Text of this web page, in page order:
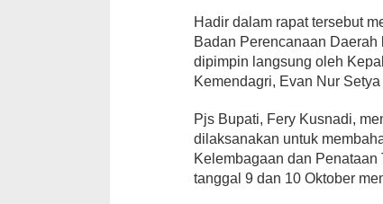
Hadir dalam rapat tersebut
Badan Perencanaan
dipimpin langsung oleh
Kemendagri, Evan Nur
Pjs Bupati, Fery Kusnadi,
dilaksanakan untuk
Kelembagaan dan
tanggal 9 dan 10 Oktober